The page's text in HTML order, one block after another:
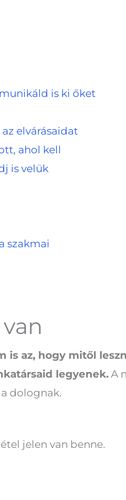
is ki őket
elvárásaidat
ahol kell
is velük
szakmai
is az, hogy mitől
legyenek. A
dolognak.
jelen van benne.